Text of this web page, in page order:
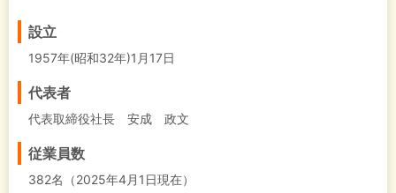
設立
1957年(昭和32年)1月17日
代表者
代表取締役社長 安成 政文
従業員数
382名（2025年4月1日現在）